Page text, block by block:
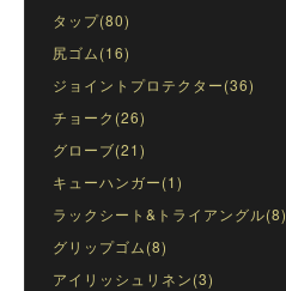
タップ(80)
尻ゴム(16)
ジョイントプロテクター(36)
チョーク(26)
グローブ(21)
キューハンガー(1)
ラックシート&トライアングル(8)
グリップゴム(8)
アイリッシュリネン(3)